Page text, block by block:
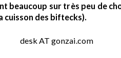
beaucoup sur très peu de
cuisson des biftecks).
desk AT gonzai.com